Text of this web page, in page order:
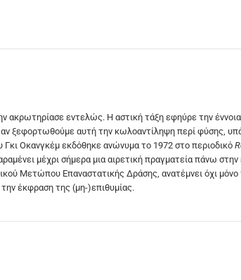
ακρωτηρίασε εντελώς. Η αστική τάξη εφηύρε την
ξεφορτωθούμε αυτή την κωλοαντίληψη περί φύσης,
Γκι Οκανγκέμ εκδόθηκε ανώνυμα το 1972 στο περιοδικό
μέχρι σήμερα μια αιρετική πραγματεία πάνω
Μετώπου Επαναστατικής Δράσης, ανατέμνει όχι
έκφραση της (μη-)επιθυμίας.